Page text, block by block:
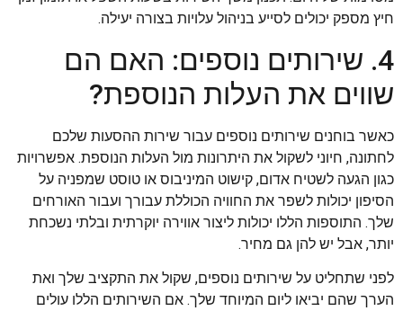
חיץ מספק יכולים לסייע בניהול עלויות בצורה יעילה.
4. שירותים נוספים: האם הם
שווים את העלות הנוספת?
כאשר בוחנים שירותים נוספים עבור שירות ההסעות שלכם
לחתונה, חיוני לשקול את היתרונות מול העלות הנוספת. אפשרויות
כגון הגעה לשטיח אדום, קישוט המיניבוס או טוסט שמפניה על
הסיפון יכולות לשפר את החוויה הכוללת עבורך ועבור האורחים
שלך. התוספות הללו יכולות ליצור אווירה יוקרתית ובלתי נשכחת
יותר, אבל יש להן גם מחיר.
לפני שתחליט על שירותים נוספים, שקול את התקציב שלך ואת
הערך שהם יביאו ליום המיוחד שלך. אם השירותים הללו עולים